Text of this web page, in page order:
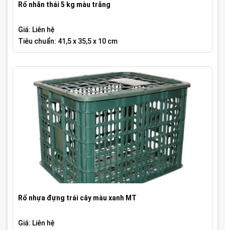
Rổ nhãn thái 5 kg màu trắng
Giá: Liên hệ
Tiêu chuẩn: 41,5 x 35,5 x 10 cm
Rổ nhựa đựng trái cây màu xanh MT
Giá: Liên hệ